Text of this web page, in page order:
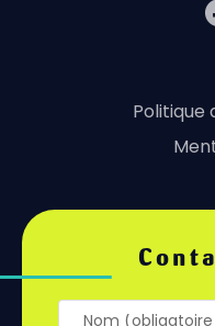
Politique